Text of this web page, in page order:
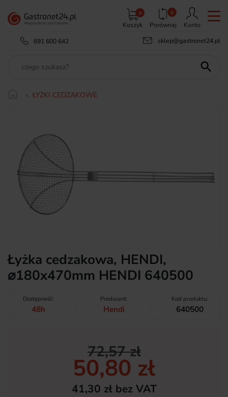
Koszyk
0 0
Porównaj
Konto
691 600 642
sklep@gastronet24.pl

ŁYŻKI CEDZAKOWE
Łyżka cedzakowa, HENDI,
⌀180x470mm HENDI 640500
Dostępność:
48h
Producent:
Hendi
Kod produktu:
640500
72,57 zł
50,80 zł
41,30 zł bez VAT